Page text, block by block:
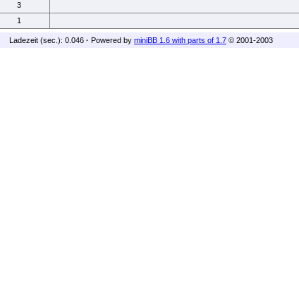
3
1
Ladezeit (sec.): 0.046 · Powered by miniBB 1.6 with parts of 1.7 © 2001-2003